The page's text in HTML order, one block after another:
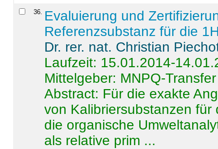
36. Evaluierung und
Referenzsubstanz für die
Dr. rer. nat. Christian
Laufzeit: 15.01.2014-
Mittelgeber: MNPQ-Transfer
Abstract: Für die exakte
von Kalibriersubstanzen
die organische
als relative prim ...